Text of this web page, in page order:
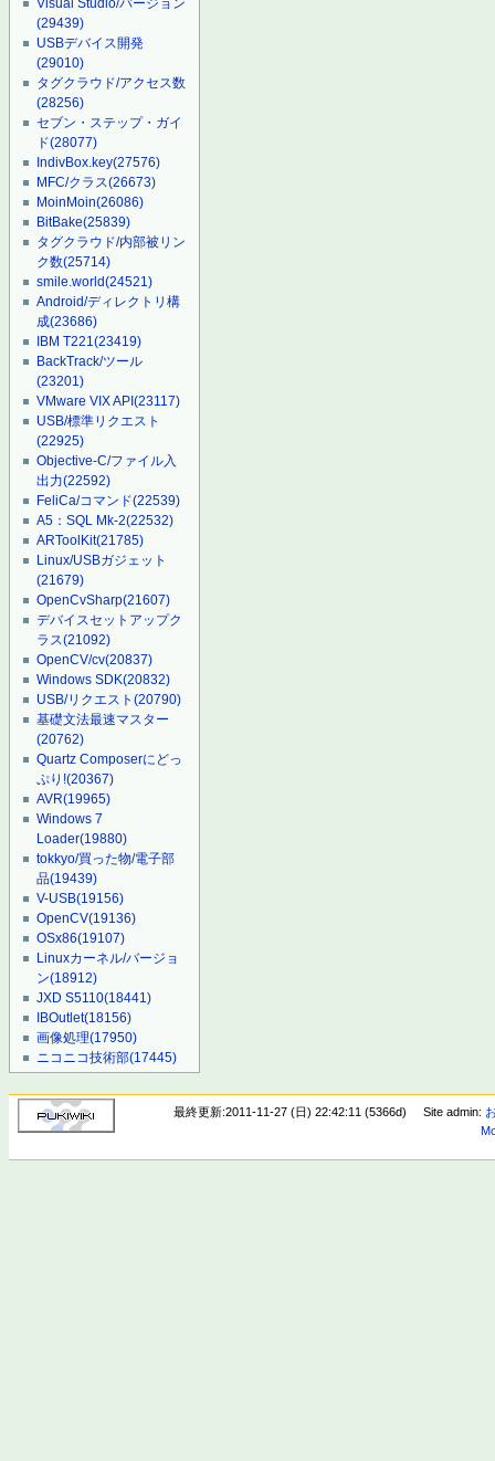
Visual Studio/バージョン
(29439)
USBデバイス開発
(29010)
タグクラウド/アクセス数
(28256)
セブン・ステップ・ガイ
ド(28077)
IndivBox.key(27576)
MFC/クラス(26673)
MoinMoin(26086)
BitBake(25839)
タグクラウド/内部被リン
ク数(25714)
smile.world(24521)
Android/ディレクトリ構
成(23686)
IBM T221(23419)
BackTrack/ツール
(23201)
VMware VIX API(23117)
USB/標準リクエスト
(22925)
Objective-C/ファイル入
出力(22592)
FeliCa/コマンド(22539)
A5：SQL Mk-2(22532)
ARToolKit(21785)
Linux/USBガジェット
(21679)
OpenCvSharp(21607)
デバイスセットアップク
ラス(21092)
OpenCV/cv(20837)
Windows SDK(20832)
USB/リクエスト(20790)
基礎文法最速マスター
(20762)
Quartz Composerにどっ
ぷり!(20367)
AVR(19965)
Windows 7
Loader(19880)
tokkyo/買った物/電子部
品(19439)
V-USB(19156)
OpenCV(19136)
OSx86(19107)
Linuxカーネル/バージョ
ン(18912)
JXD S5110(18441)
IBOutlet(18156)
画像処理(17950)
ニコニコ技術部(17445)
最終更新:2011-11-27 (日) 22:42:11 (5366d) Site admin: